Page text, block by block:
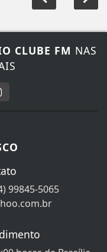
99845-5065
horas de Brasília.